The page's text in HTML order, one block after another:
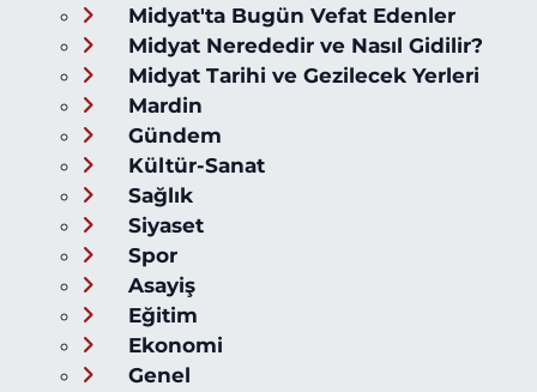
Midyat'ta Bugün Vefat Edenler
Midyat Nerededir ve Nasıl Gidilir?
Midyat Tarihi ve Gezilecek Yerleri
Mardin
Gündem
Kültür-Sanat
Sağlık
Siyaset
Spor
Asayiş
Eğitim
Ekonomi
Genel